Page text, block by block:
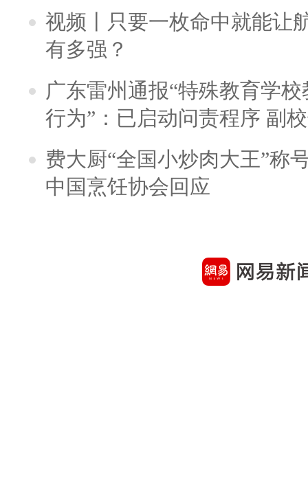
视频丨只要一枚命中就能让
有多强？
广东雷州通报“特殊教育学
行为”：已启动问责程序 副
费大厨“全国小炒肉大王”称
中国烹饪协会回应